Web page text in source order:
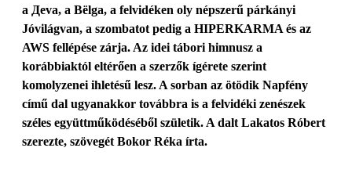
a Дeva, a Bëlga, a felvidéken oly népszerű párkányi
Jóvilágvan, a szombatot pedig a HIPERKARMA és az
AWS fellépése zárja. Az idei tábori himnusz a
korábbiaktól eltérően a szerzők ígérete szerint
komolyzenei ihletésű lesz. A sorban az ötödik Napfény
című dal ugyanakkor továbbra is a felvidéki zenészek
széles együttműködéséből születik. A dalt Lakatos Róbert
szerezte, szövegét Bokor Réka írta.